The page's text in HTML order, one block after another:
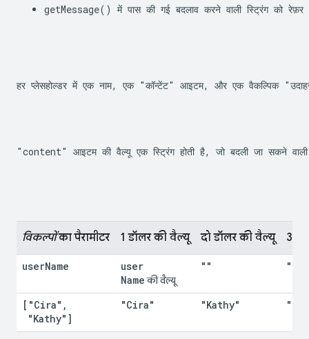
getMessage() में पास की गई बदलाव करने वाली स्ट्रिंग को
हर प्लेसहोल्डर में एक नाम, एक "कॉन्टेंट" आइटम, और एक वैकल्पिक
"content" आइटम की वैल्यू एक स्ट्रिंग होती है, जो बदली जा सकने
विकल्पों का पैरामीटर 1 डॉलर की वैल्यू दो डॉलर की वैल्यू 3
userName
user
Name की वैल्यू
"" ""
["Cira" ,
"Kathy"]
"Cira" "Kathy" ""